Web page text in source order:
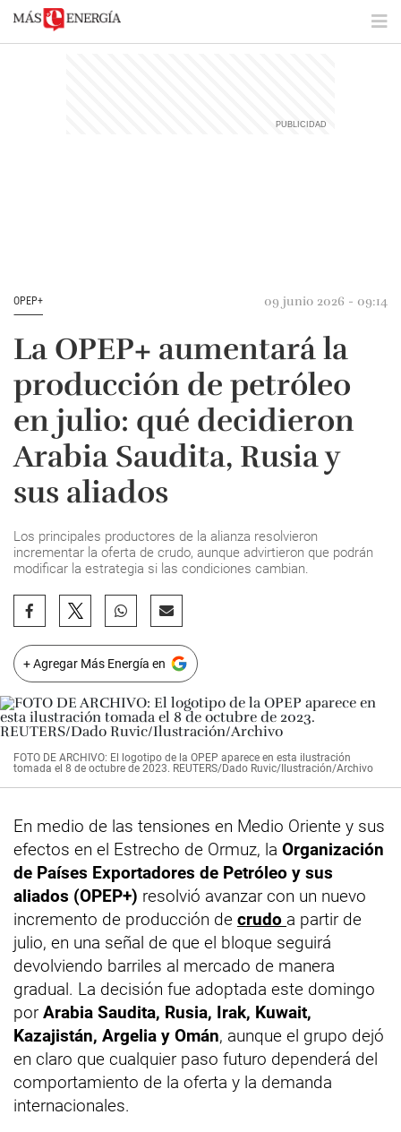
OPEP+ 09 junio 2026 - 09:14
La OPEP+ aumentará la
producción de petróleo
en julio: qué decidieron
Arabia Saudita, Rusia y
sus aliados
Los principales productores de la alianza resolvieron
incrementar la oferta de crudo, aunque advirtieron que podrán
modificar la estrategia si las condiciones cambian.
+ Agregar Más Energía en
FOTO DE ARCHIVO: El logotipo de la OPEP aparece en esta ilustración
tomada el 8 de octubre de 2023. REUTERS/Dado Ruvic/Ilustración/Archivo
En medio de las tensiones en Medio Oriente y sus
efectos en el Estrecho de Ormuz, la Organización
de Países Exportadores de Petróleo y sus
aliados (OPEP+) resolvió avanzar con un nuevo
incremento de producción de crudo a partir de
julio, en una señal de que el bloque seguirá
devolviendo barriles al mercado de manera
gradual. La decisión fue adoptada este domingo
por Arabia Saudita, Rusia, Irak, Kuwait,
Kazajistán, Argelia y Omán, aunque el grupo dejó
en claro que cualquier paso futuro dependerá del
comportamiento de la oferta y la demanda
internacionales.